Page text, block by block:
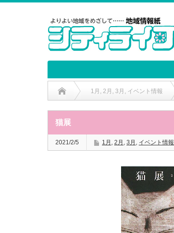
1月 , 2月 , 3月 , イベント情報
猫展
2021/2/5 1月 , 2月 , 3月 , イベント情報